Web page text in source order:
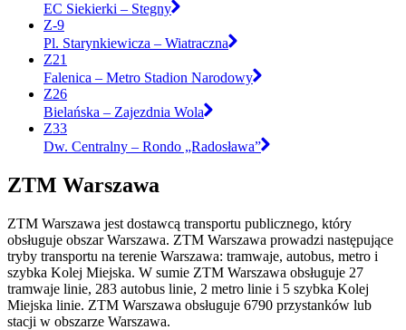
EC Siekierki – Stegny
Z-9
Pl. Starynkiewicza – Wiatraczna
Z21
Falenica – Metro Stadion Narodowy
Z26
Bielańska – Zajezdnia Wola
Z33
Dw. Centralny – Rondo „Radosława”
ZTM Warszawa
ZTM Warszawa jest dostawcą transportu publicznego, który
obsługuje obszar Warszawa. ZTM Warszawa prowadzi następujące
tryby transportu na terenie Warszawa: tramwaje, autobus, metro i
szybka Kolej Miejska. W sumie ZTM Warszawa obsługuje 27
tramwaje linie, 283 autobus linie, 2 metro linie i 5 szybka Kolej
Miejska linie. ZTM Warszawa obsługuje 6790 przystanków lub
stacji w obszarze Warszawa.